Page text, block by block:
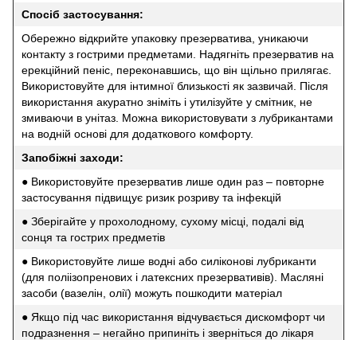
Спосіб застосування:
Обережно відкрийте упаковку презерватива, уникаючи
контакту з гострими предметами. Надягніть презерватив на
ерекційний пеніс, переконавшись, що він щільно прилягає.
Використовуйте для інтимної близькості як зазвичай. Після
використання акуратно зніміть і утилізуйте у смітник, не
змиваючи в унітаз. Можна використовувати з лубрикантами
на водній основі для додаткового комфорту.
Запобіжні заходи:
● Використовуйте презерватив лише один раз – повторне
застосування підвищує ризик розриву та інфекцій
● Зберігайте у прохолодному, сухому місці, подалі від
сонця та гострих предметів
● Використовуйте лише водні або силіконові лубриканти
(для поліізопренових і латексних презервативів). Масляні
засоби (вазелін, олії) можуть пошкодити матеріал
● Якщо під час використання відчувається дискомфорт чи
подразнення – негайно припиніть і зверніться до лікаря